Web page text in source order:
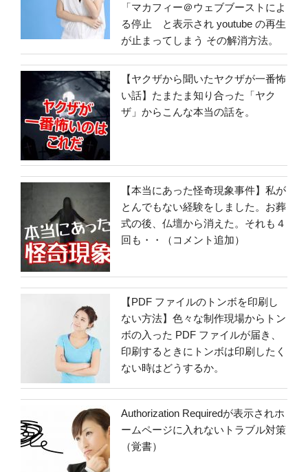
「マカフィー＠ウェブブーストによ
る停止 と表示され youtube の再生
が止まってしまう その解消方法。
【ヤクザから聞いたヤクザが一番怖
い話】たまたま知り合った「ヤク
ザ」からこんな本当の話を。
【本当にあった怪奇現象事件】私が
とんでもない経験をしました。お葬
式の後、仏壇から消えた。それも４
回も・・（コメント追加）
【PDF ファイルのトンボを印刷し
ない方法】色々な制作現場からトン
ボの入った PDF ファイルが届き、
印刷するときにトンボは印刷したく
ない時はどうするか。
Authorization Requiredが表示されホ
ームページに入れないトラブル対策
（覚書）